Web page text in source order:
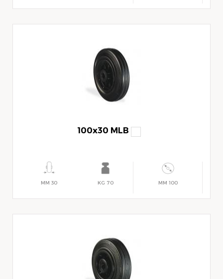
100x30 MLB
100 MM
70 KG
30 MM